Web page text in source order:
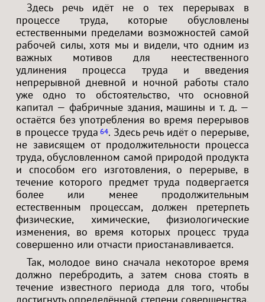
Здесь речь идёт не о тех перерывах в
процессе труда, которые обусловлены
естественными пределами возможностей самой
рабочей силы, хотя мы и видели, что одним из
важных мотивов для неестественного
удлинения процесса труда и введения
непрерывной дневной и ночной работы стало
уже одно то обстоятельство, что основной
капитал — фабричные здания, машины и т. д. —
остаётся без употребления во время перерывов
в процессе труда 64. Здесь речь идёт о перерыве,
не зависящем от продолжительности процесса
труда, обусловленном самой природой продукта
и способом его изготовления, о перерыве, в
течение которого предмет труда подвергается
более или менее продолжительным
естественным процессам, должен претерпеть
физические, химические, физиологические
изменения, во время которых процесс труда
совершенно или отчасти приостанавливается.
Так, молодое вино сначала некоторое время
должно перебродить, а затем снова стоять в
течение известного периода для того, чтобы